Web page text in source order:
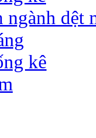
ngành dệt
kê